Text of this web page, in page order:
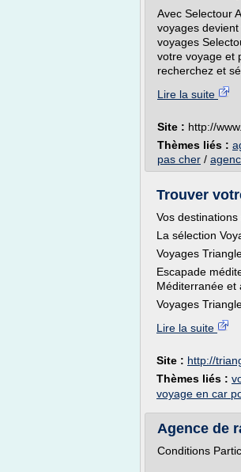
Avec Selectour
voyages
voyages
votre voyage et
recherchez et
Lire la suite
Site : http://
Thèmes liés :
pas cher /
Trouver
Vos
La sélection
Voyages
Escapade
Méditerranée et
Voyages
Lire la suite
Site : http://
Thèmes liés :
voyage en car
Agence de
Conditions